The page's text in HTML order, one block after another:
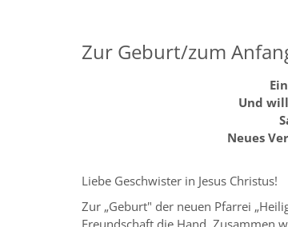
Zur Geburt/zum
Und
Neues
Liebe Geschwister in Jesus Christus!
Zur „Geburt" der neuen Pfarrei
Freundschaft die Hand. Zusammen